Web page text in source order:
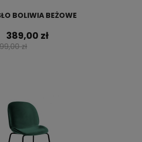
BOLIWIA BEŻOWE
389,00 zł
zł